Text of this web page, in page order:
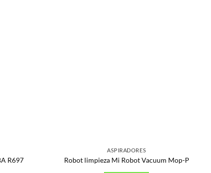
R697
ASPIRADORES
Robot limpieza Mi Robot Vacuum Mop-P